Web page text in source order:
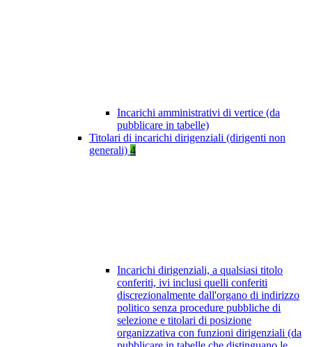
Incarichi amministrativi di vertice (da
pubblicare in tabelle)
Titolari di incarichi dirigenziali (dirigenti non
generali) 4
Incarichi dirigenziali, a qualsiasi titolo
conferiti, ivi inclusi quelli conferiti
discrezionalmente dall'organo di indirizzo
politico senza procedure pubbliche di
selezione e titolari di posizione
organizzativa con funzioni dirigenziali (da